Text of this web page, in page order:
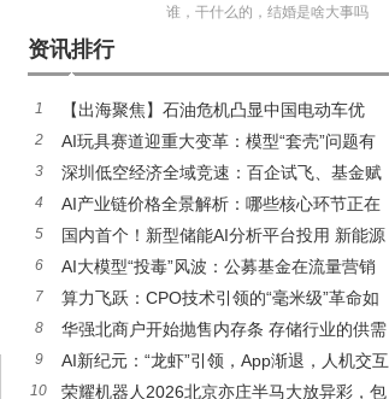
谁，干什么的，结婚是啥大事吗
资讯排行
1
【出海聚焦】石油危机凸显中国电动车优
势，性价比之外更有硬实力
2
AI玩具赛道迎重大变革：模型“套壳”问题有
望短期解决，智能体研发加速推进
3
深圳低空经济全域竞速：百企试飞、基金赋
能、标准引领
4
AI产业链价格全景解析：哪些核心环节正在
经历涨价潮？
5
国内首个！新型储能AI分析平台投用 新能源
消纳电量提升30%
6
AI大模型“投毒”风波：公募基金在流量营销
与合规之间的艰难抉择｜基市乱象追踪⑦
7
算力飞跃：CPO技术引领的“毫米级”革命如
何实现？
8
华强北商户开始抛售内存条 存储行业的供需
拐点来了吗？
9
AI新纪元：“龙虾”引领，App渐退，人机交互
革命将启
10
荣耀机器人2026北京亦庄半马大放异彩，包